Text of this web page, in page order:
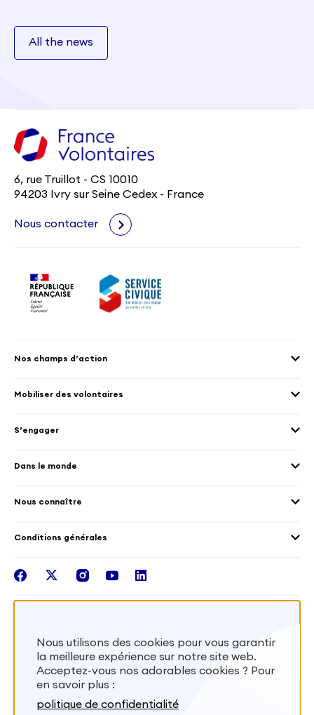
All the news
6, rue Truillot - CS 10010
94203 Ivry sur Seine Cedex - France
Nous contacter
Nos champs d’action
Culture et patrimoine
Mobilités croisées
Santé
Mobiliser des volontaires
Accueillir des volontaires
S’engager
Les différents dispositifs de volontariat
Dans le monde
Nous connaître
Les missions de France Volontaires
Intégrer nos équipes
Conditions générales
facebook
twitterinstagram
youtubelinkedin
S'inscrire
Besoin d’aide? Visitez notre foire aux
Nous utilisons des cookies pour vous garantir
la meilleure expérience sur notre site web.
Acceptez-vous nos adorables cookies ? Pour
en savoir plus :
politique de confidentialité